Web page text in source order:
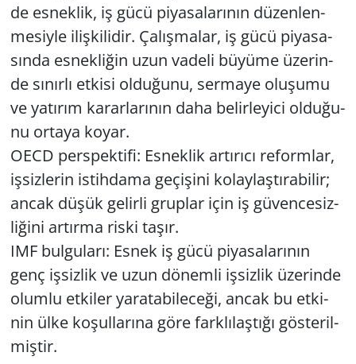
de es­nek­lik, iş gücü pi­ya­sa­la­rı­nın dü­zen­len­
me­siy­le iliş­ki­li­dir. Ça­lış­ma­lar, iş gücü pi­ya­sa­
sın­da es­nek­li­ğin uzun va­de­li bü­yü­me üze­rin­
de sı­nır­lı et­ki­si ol­du­ğu­nu, ser­ma­ye olu­şu­mu
ve ya­tı­rım ka­rar­la­rı­nın daha be­lir­le­yi­ci ol­du­ğu­
nu or­ta­ya koyar.
OECD pers­pek­ti­fi: Es­nek­lik ar­tı­rı­cı re­form­lar,
iş­siz­le­rin is­tih­da­ma ge­çi­şi­ni ko­lay­laş­tı­ra­bi­lir;
ancak düşük ge­lir­li grup­lar için iş gü­ven­ce­siz­
li­ği­ni ar­tır­ma riski taşır.
IMF bul­gu­la­rı: Esnek iş gücü pi­ya­sa­la­rı­nın
genç iş­siz­lik ve uzun dö­nem­li iş­siz­lik üze­rin­de
olum­lu et­ki­ler ya­ra­ta­bi­le­ce­ği, ancak bu et­ki­
nin ülke ko­şul­la­rı­na göre fark­lı­laş­tı­ğı gös­te­ril­
miş­tir.